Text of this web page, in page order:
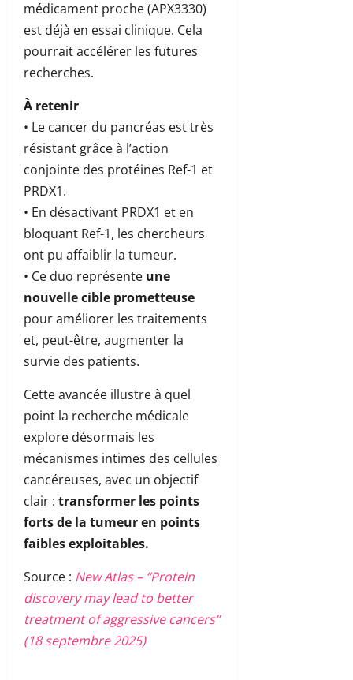
médicament proche (APX3330)
est déjà en essai clinique. Cela
pourrait accélérer les futures
recherches.
À retenir
• Le cancer du pancréas est très
résistant grâce à l’action
conjointe des protéines Ref-1 et
PRDX1.
• En désactivant PRDX1 et en
bloquant Ref-1, les chercheurs
ont pu affaiblir la tumeur.
• Ce duo représente une
nouvelle cible prometteuse
pour améliorer les traitements
et, peut-être, augmenter la
survie des patients.
Cette avancée illustre à quel
point la recherche médicale
explore désormais les
mécanismes intimes des cellules
cancéreuses, avec un objectif
clair : transformer les points
forts de la tumeur en points
faibles exploitables.
Source : New Atlas – “Protein
discovery may lead to better
treatment of aggressive cancers”
(18 septembre 2025)